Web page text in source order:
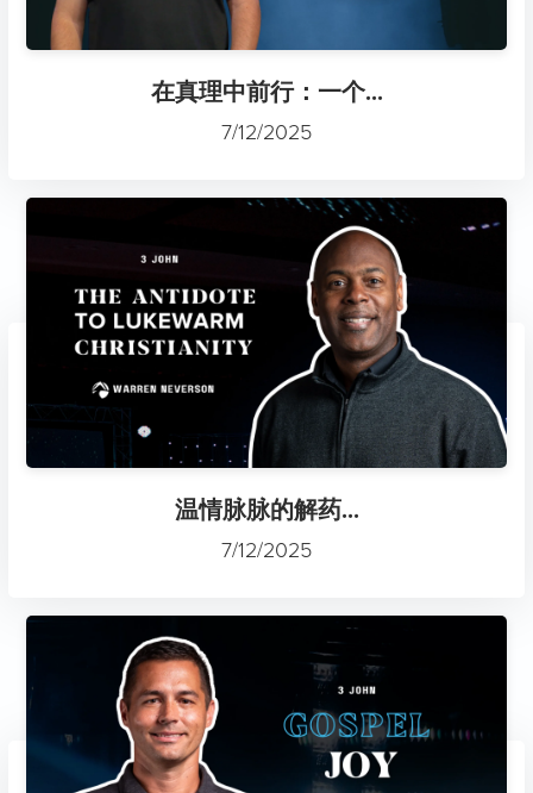
在真理中前行：一个...
7/12/2025
温情脉脉的解药...
7/12/2025